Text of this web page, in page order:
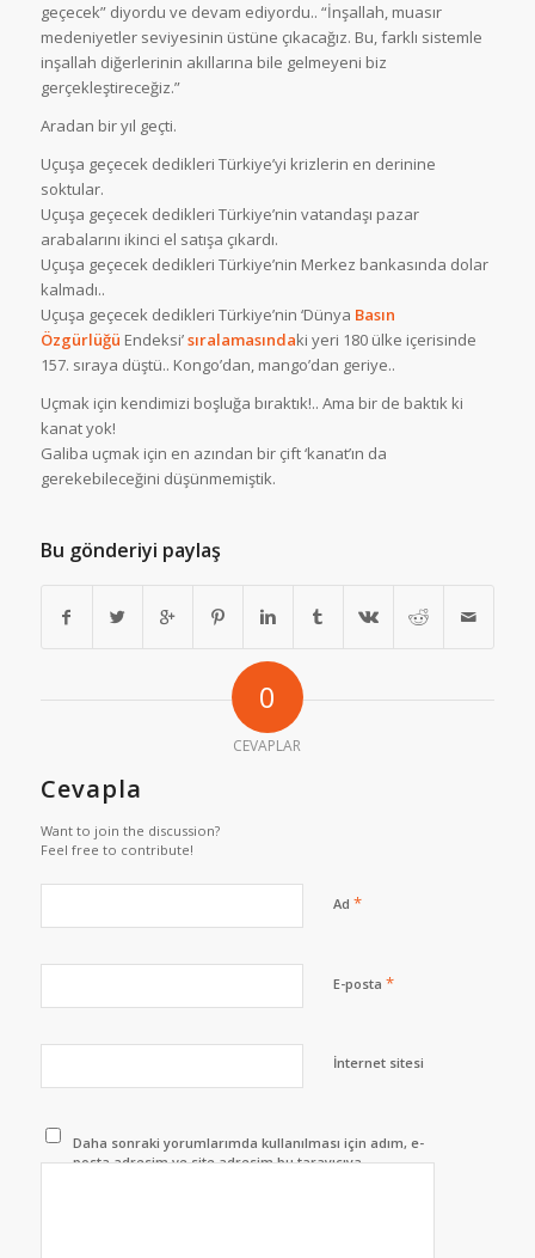
geçecek” diyordu ve devam ediyordu.. “İnşallah, muasır
medeniyetler seviyesinin üstüne çıkacağız. Bu, farklı sistemle
inşallah diğerlerinin akıllarına bile gelmeyeni biz
gerçekleştireceğiz.”
Aradan bir yıl geçti.
Uçuşa geçecek dedikleri Türkiye’yi krizlerin en derinine
soktular.
Uçuşa geçecek dedikleri Türkiye’nin vatandaşı pazar
arabalarını ikinci el satışa çıkardı.
Uçuşa geçecek dedikleri Türkiye’nin Merkez bankasında dolar
kalmadı..
Uçuşa geçecek dedikleri Türkiye’nin ‘Dünya Basın
Özgürlüğü Endeksi’sıralamasındaki yeri 180 ülke içerisinde
157. sıraya düştü.. Kongo’dan, mango’dan geriye..
Uçmak için kendimizi boşluğa bıraktık!.. Ama bir de baktık ki
kanat yok!
Galiba uçmak için en azından bir çift ‘kanat’ın da
gerekebileceğini düşünmemiştik.
Bu gönderiyi paylaş
0
CEVAPLAR
Cevapla
Want to join the discussion?
Feel free to contribute!
Ad *
E-posta *
İnternet sitesi
Daha sonraki yorumlarımda kullanılması için adım, e-
posta adresim ve site adresim bu tarayıcıya